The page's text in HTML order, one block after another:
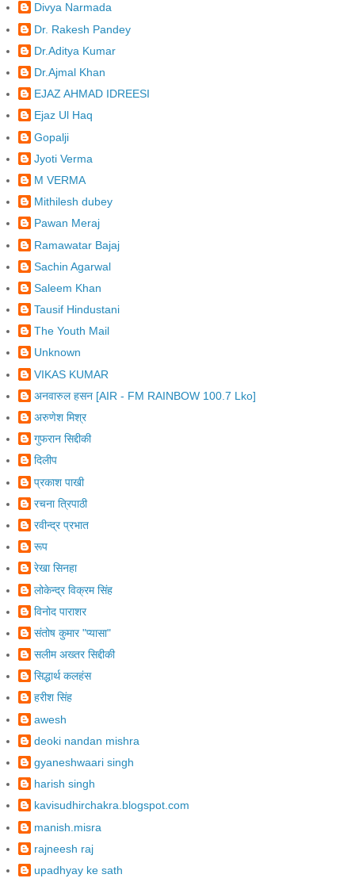
Divya Narmada
Dr. Rakesh Pandey
Dr.Aditya Kumar
Dr.Ajmal Khan
EJAZ AHMAD IDREESI
Ejaz Ul Haq
Gopalji
Jyoti Verma
M VERMA
Mithilesh dubey
Pawan Meraj
Ramawatar Bajaj
Sachin Agarwal
Saleem Khan
Tausif Hindustani
The Youth Mail
Unknown
VIKAS KUMAR
अनवारुल हसन [AIR - FM RAINBOW 100.7 Lko]
अरुणेश मिश्र
गुफरान सिद्दीकी
दिलीप
प्रकाश पाखी
रचना त्रिपाठी
रवीन्द्र प्रभात
रूप
रेखा सिनहा
लोकेन्द्र विक्रम सिंह
विनोद पाराशर
संतोष कुमार "प्यासा"
सलीम अख्तर सिद्दीकी
सिद्धार्थ कलहंस
हरीश सिंह
awesh
deoki nandan mishra
gyaneshwaari singh
harish singh
kavisudhirchakra.blogspot.com
manish.misra
rajneesh raj
upadhyay ke sath